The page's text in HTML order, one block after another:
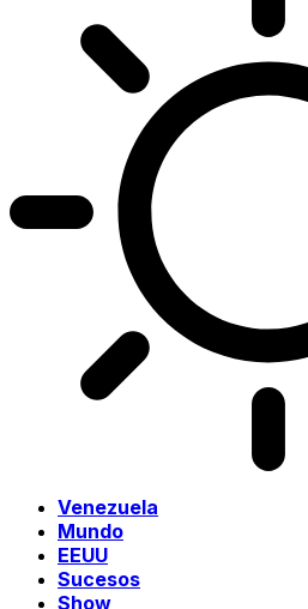
Venezuela
Mundo
EEUU
Sucesos
Show